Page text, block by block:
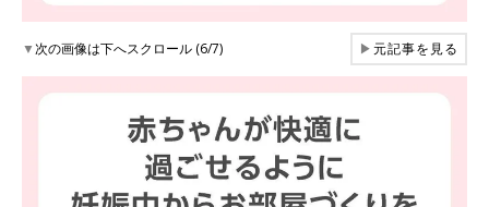
▼次の画像は下へスクロール (6/7) ▶元記事を見る